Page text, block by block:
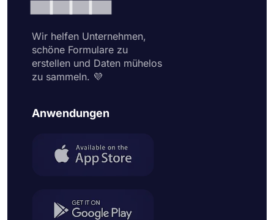
Wir helfen Unternehmen,
schöne Formulare zu
erstellen und Daten mühelos
zu sammeln. 💜
Anwendungen